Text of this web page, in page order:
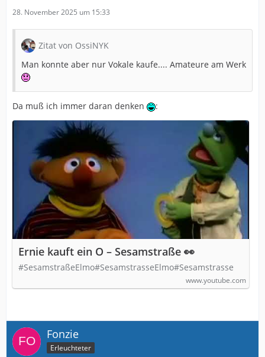
28. November 2025 um 15:33
Zitat von OssiNYK
Man konnte aber nur Vokale kaufe.... Amateure am Werk
Da muß ich immer daran denken :
Ernie kauft ein O – Sesamstraße 👀
#SesamstraßeElmo#SesamstrasseElmo#Sesamstrasse
www.youtube.com
Fonzie
Erleuchteter